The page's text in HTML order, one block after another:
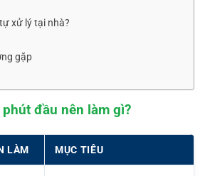
xử lý tại nhà?
gặp
đầu nên làm gì?
LÀM MỤC TIÊU